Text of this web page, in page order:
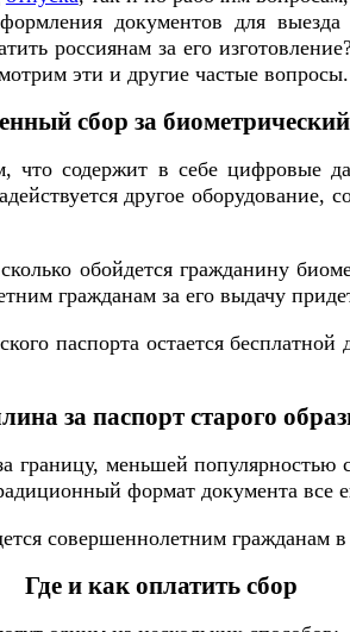
документов для
россиянам за его
эти и другие частые вопросы.
сбор за
что содержит в себе
другое
обойдется гражданину
гражданам за его выдачу
паспорта остается
за паспорт старого
границу, меньшей
формат документа
совершеннолетним гражданам
Где и как оплатить сбор